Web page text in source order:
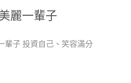
麗一輩子
輩子 投資自己、笑容滿分